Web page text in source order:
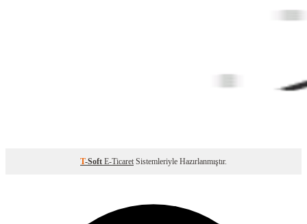
T-Soft E-Ticaret Sistemleriyle Hazırlanmıştır.